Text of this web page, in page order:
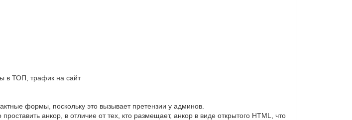
в ТОП, трафик на сайт
формы, поскольку это вызывает претензии у админов.
анкор, в отличие от тех, кто размещает, анкор в виде открытого HTML, что